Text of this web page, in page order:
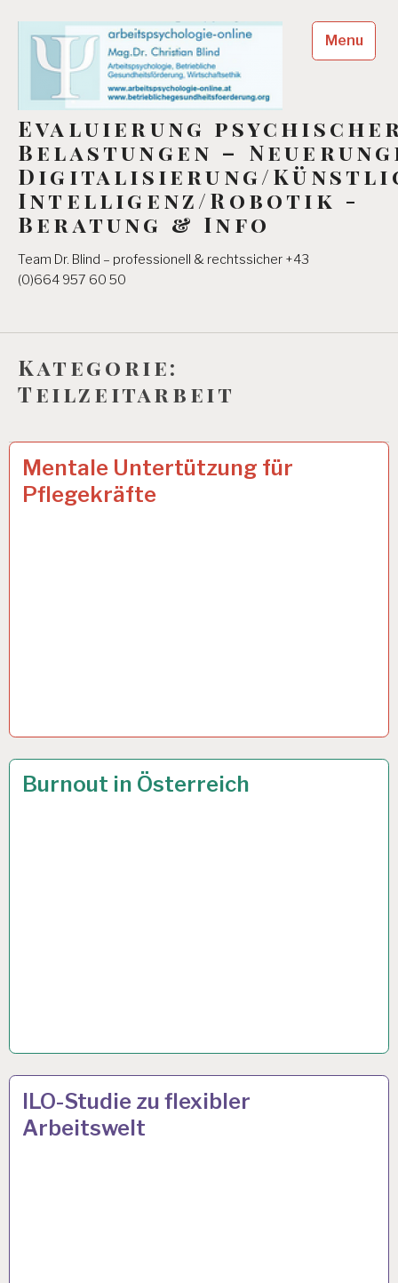
content
Evaluierung
Belastungen –
Digitalisierung/
Intelligenz/Robotik -
Beratung & Info
Team Dr. Blind – professionell & rechtssicher +43
(0)664 957 60 50
Menu
Kategorie:
Teilzeitarbeit
12-
STUNDEN-
ARBEITSTAG…
Mentale Untertützung für
Pflegekräfte
17 FEB. 2025
12-
STUNDEN-
Burnout in Österreich
14 APR. 2024
4-
TAGE-
WOCHE…
ILO-Studie zu flexibler
Arbeitswelt
9 JAN. 2023